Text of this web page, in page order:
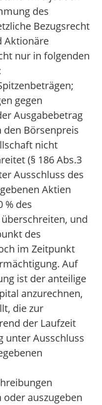
des
Bezugsrecht
Aktionäre
nur in folgenden
gegen
Ausgabebetrag
Börsenpreis
nicht
(§ 186 Abs.3
Ausschluss des
Aktien
% des
und
des
im Zeitpunkt
Auf
ist der anteilige
anzurechnen,
die zur
der Laufzeit
unter Ausschluss
auszugeben